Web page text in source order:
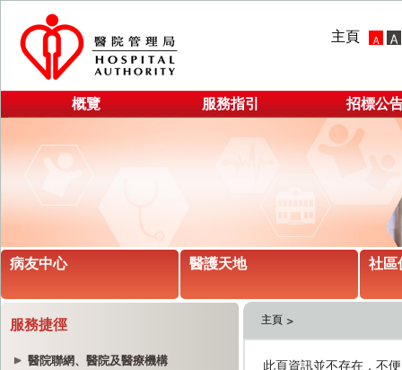
主頁
概覽 服務指引 招標公
病友中心 醫護天地 社區
服務捷徑
醫院聯網、醫院及醫療機構
主頁